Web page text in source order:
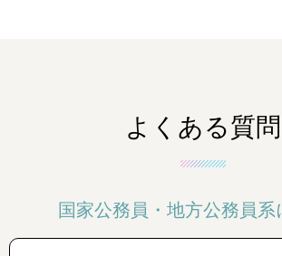
よくある質問
国家公務員・地方公務員系